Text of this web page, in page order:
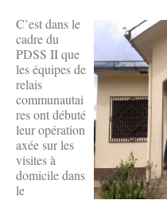
C’est dans le
cadre du
PDSS II que
les équipes de
relais
communautai
res ont débuté
leur opération
axée sur les
visites à
domicile dans
le